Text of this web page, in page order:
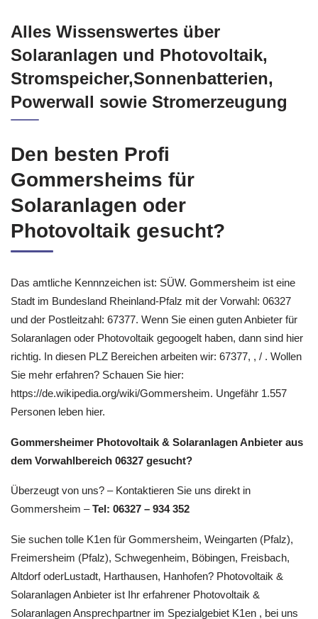
Alles Wissenswertes über
Solaranlagen und Photovoltaik,
Stromspeicher,Sonnenbatterien,
Powerwall sowie Stromerzeugung
Den besten Profi
Gommersheims für
Solaranlagen oder
Photovoltaik gesucht?
Das amtliche Kennnzeichen ist: SÜW. Gommersheim ist eine
Stadt im Bundesland Rheinland-Pfalz mit der Vorwahl: 06327
und der Postleitzahl: 67377. Wenn Sie einen guten Anbieter für
Solaranlagen oder Photovoltaik gegoogelt haben, dann sind hier
richtig. In diesen PLZ Bereichen arbeiten wir: 67377, , / . Wollen
Sie mehr erfahren? Schauen Sie hier:
https://de.wikipedia.org/wiki/Gommersheim. Ungefähr 1.557
Personen leben hier.
Gommersheimer Photovoltaik & Solaranlagen Anbieter aus
dem Vorwahlbereich 06327 gesucht?
Überzeugt von uns? – Kontaktieren Sie uns direkt in
Gommersheim –Tel: 06327 – 934 352
Sie suchen tolle K1en für Gommersheim, Weingarten (Pfalz),
Freimersheim (Pfalz), Schwegenheim, Böbingen, Freisbach,
Altdorf oderLustadt, Harthausen, Hanhofen? Photovoltaik &
Solaranlagen Anbieter ist Ihr erfahrener Photovoltaik &
Solaranlagen Ansprechpartner im Spezialgebiet K1en , bei uns